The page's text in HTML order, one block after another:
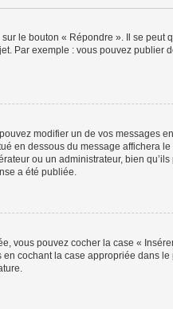
le bouton « Répondre ». Il se peut
Par exemple : vous pouvez publier
modifier un de vos messages
en dessous du message affichera
ou un administrateur, bien
a été publiée.
vous pouvez cocher la case «
cochant la case appropriée dans